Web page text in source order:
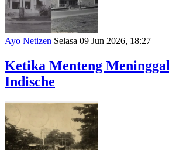
Ayo Netizen Selasa 09 Jun 2026, 18:27
Ketika Menteng
Indische